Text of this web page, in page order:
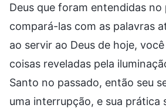
Deus que foram entendidas no
compará-las com as palavras
ao servir ao Deus de hoje,
coisas reveladas pela
Santo no passado, então seu
uma interrupção, e sua prática